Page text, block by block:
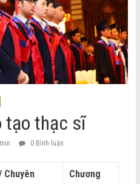
tạo thạc sĩ
0 Bình luận
Chuyên
Chương